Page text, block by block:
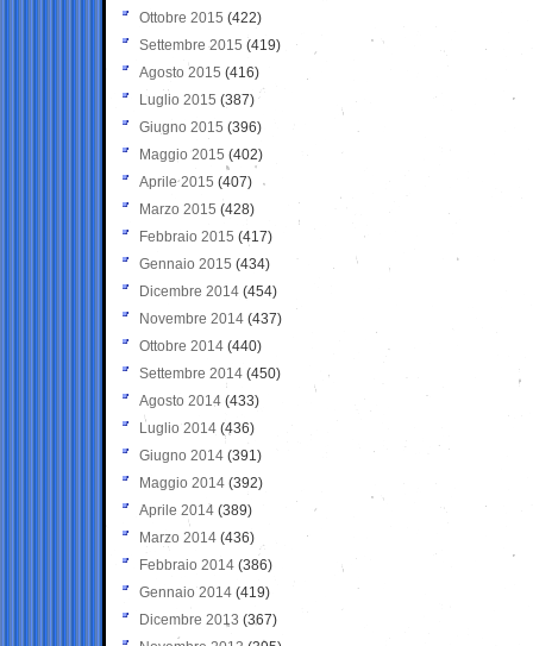
Ottobre 2015 (422)
Settembre 2015 (419)
Agosto 2015 (416)
Luglio 2015 (387)
Giugno 2015 (396)
Maggio 2015 (402)
Aprile 2015 (407)
Marzo 2015 (428)
Febbraio 2015 (417)
Gennaio 2015 (434)
Dicembre 2014 (454)
Novembre 2014 (437)
Ottobre 2014 (440)
Settembre 2014 (450)
Agosto 2014 (433)
Luglio 2014 (436)
Giugno 2014 (391)
Maggio 2014 (392)
Aprile 2014 (389)
Marzo 2014 (436)
Febbraio 2014 (386)
Gennaio 2014 (419)
Dicembre 2013 (367)